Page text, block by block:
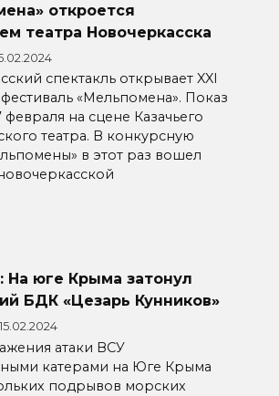
откроется
театра Новочеркасска
спектакль открывает XXI
«Мельпомена». Показ
февраля на сцене Казачьего
театра. В конкурсную
в этот раз вошел
На юге Крыма затонул
БДК «Цезарь Кунников»
15.02.2024
атаки ВСУ
катерами на Юге Крыма
подрывов морских